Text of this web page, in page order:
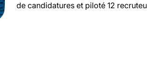
de candidatures et piloté 12